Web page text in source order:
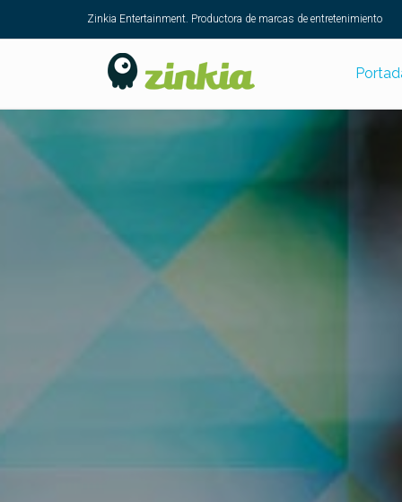
Zinkia Entertainment. Productora de marcas de entretenimiento